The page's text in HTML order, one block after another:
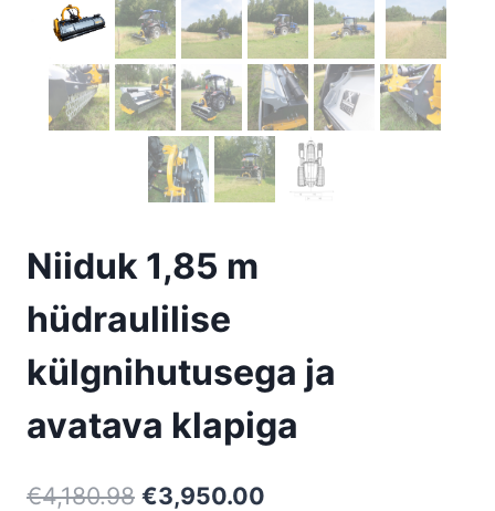
Niiduk 1,85 m
hüdraulilise
külgnihutusega ja
avatava klapiga
€4,180.98 Algne
€3,950.00